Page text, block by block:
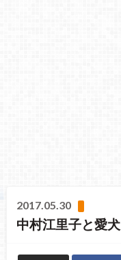
2017.05.30
中村江里子と愛犬